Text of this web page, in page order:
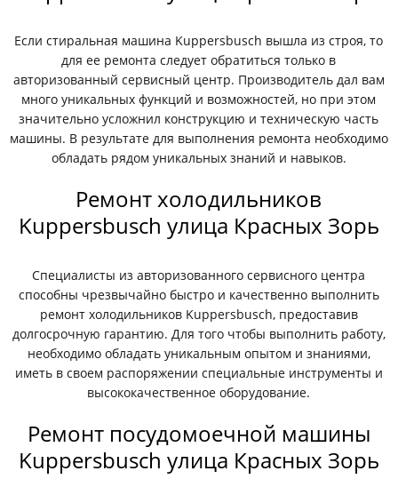
Если стиральная машина Kuppersbusch вышла из строя, то
для ее ремонта следует обратиться только в
авторизованный сервисный центр. Производитель дал вам
много уникальных функций и возможностей, но при этом
значительно усложнил конструкцию и техническую часть
машины. В результате для выполнения ремонта необходимо
обладать рядом уникальных знаний и навыков.
Ремонт холодильников
Kuppersbusch улица Красных Зорь
Специалисты из авторизованного сервисного центра
способны чрезвычайно быстро и качественно выполнить
ремонт холодильников Kuppersbusch, предоставив
долгосрочную гарантию. Для того чтобы выполнить работу,
необходимо обладать уникальным опытом и знаниями,
иметь в своем распоряжении специальные инструменты и
высококачественное оборудование.
Ремонт посудомоечной машины
Kuppersbusch улица Красных Зорь